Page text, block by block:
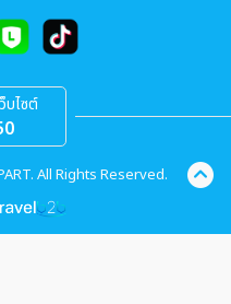
บไซต์
All Rights Reserved.